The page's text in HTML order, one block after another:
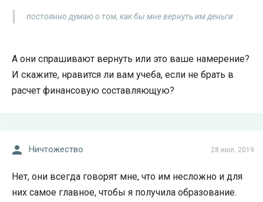
постоянно думаю о том, как бы мне вернуть им деньги
А они спрашивают вернуть или это ваше намерение?
И скажите, нравится ли вам учеба, если не брать в
расчет финансовую составляющую?
28 июл. 2019
Ничтожество
Нет, они всегда говорят мне, что им несложно и для
них самое главное, чтобы я получила образование.